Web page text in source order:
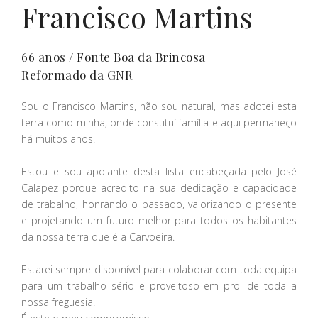
Francisco Martins
66 anos / Fonte Boa da Brincosa
Reformado da GNR
Sou o Francisco Martins, não sou natural, mas adotei esta
terra como minha, onde constituí família e aqui permaneço
há muitos anos.
Estou e sou apoiante desta lista encabeçada pelo José
Calapez porque acredito na sua dedicação e capacidade
de trabalho, honrando o passado, valorizando o presente
e projetando um futuro melhor para todos os habitantes
da nossa terra que é a Carvoeira.
Estarei sempre disponível para colaborar com toda equipa
para um trabalho sério e proveitoso em prol de toda a
nossa freguesia.